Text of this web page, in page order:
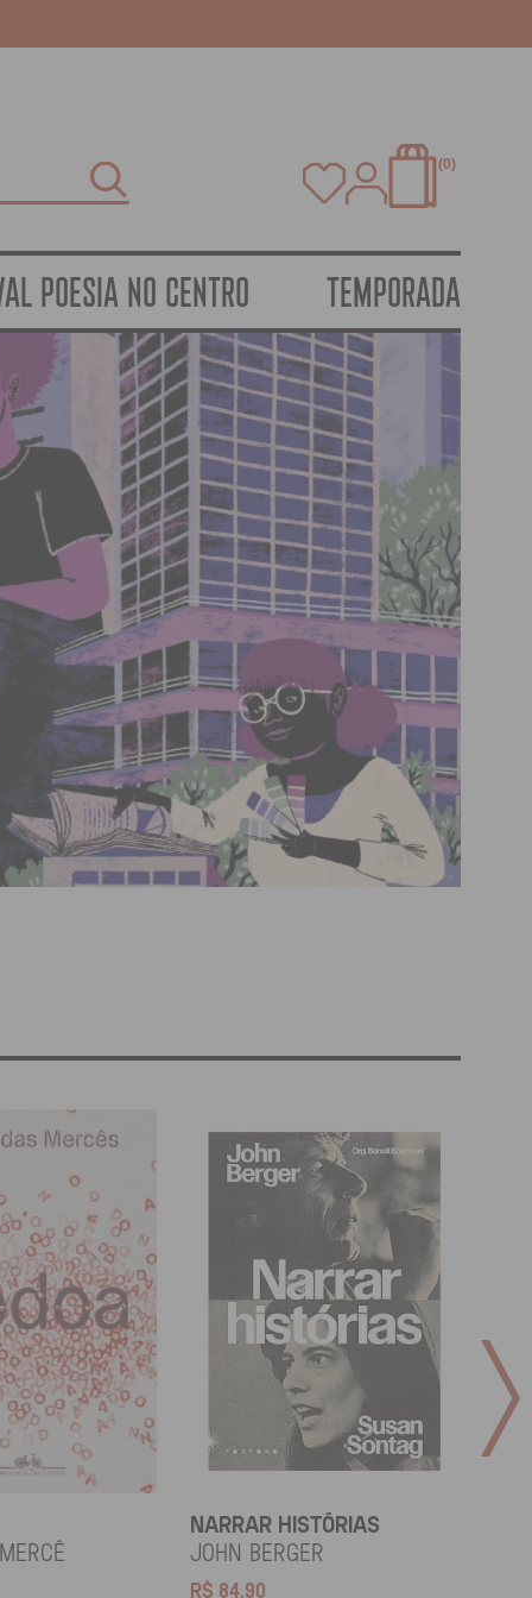
0
POESIA NO CENTRO TEMPORADA
NARRAR HISTÓRIAS
John Berger
R$ 84,90